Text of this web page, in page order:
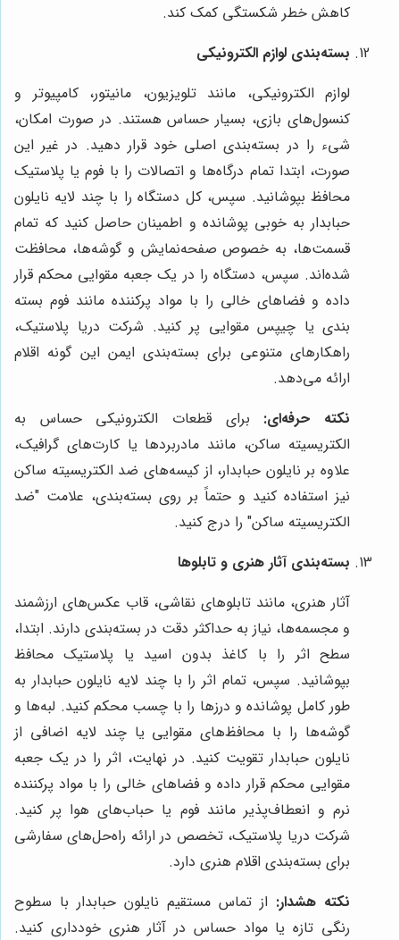
کاهش خطر شکستگی کمک کند.
بسته‌بندی لوازم الکترونیکی
لوازم الکترونیکی، مانند تلویزیون، مانیتور، کامپیوتر و
کنسول‌های بازی، بسیار حساس هستند. در صورت امکان،
شیء را در بسته‌بندی اصلی خود قرار دهید. در غیر این
صورت، ابتدا تمام درگاه‌ها و اتصالات را با فوم یا پلاستیک
محافظ بپوشانید. سپس، کل دستگاه را با چند لایه نایلون
حبابدار به خوبی پوشانده و اطمینان حاصل کنید که تمام
قسمت‌ها، به خصوص صفحه‌نمایش و گوشه‌ها، محافظت
شده‌اند. سپس، دستگاه را در یک جعبه مقوایی محکم قرار
داده و فضاهای خالی را با مواد پرکننده مانند فوم بسته
بندی یا چیپس مقوایی پر کنید. شرکت دریا پلاستیک،
راهکارهای متنوعی برای بسته‌بندی ایمن این گونه اقلام
ارائه می‌دهد.
نکته حرفه‌ای: برای قطعات الکترونیکی حساس به
الکتریسیته ساکن، مانند مادربردها یا کارت‌های گرافیک،
علاوه بر نایلون حبابدار، از کیسه‌های ضد الکتریسیته ساکن
نیز استفاده کنید و حتماً بر روی بسته‌بندی، علامت "ضد
الکتریسیته ساکن" را درج کنید.
بسته‌بندی آثار هنری و تابلوها
آثار هنری، مانند تابلوهای نقاشی، قاب عکس‌های ارزشمند
و مجسمه‌ها، نیاز به حداکثر دقت در بسته‌بندی دارند. ابتدا،
سطح اثر را با کاغذ بدون اسید یا پلاستیک محافظ
بپوشانید. سپس، تمام اثر را با چند لایه نایلون حبابدار به
طور کامل پوشانده و درزها را با چسب محکم کنید. لبه‌ها و
گوشه‌ها را با محافظ‌های مقوایی یا چند لایه اضافی از
نایلون حبابدار تقویت کنید. در نهایت، اثر را در یک جعبه
مقوایی محکم قرار داده و فضاهای خالی را با مواد پرکننده
نرم و انعطاف‌پذیر مانند فوم یا حباب‌های هوا پر کنید.
شرکت دریا پلاستیک، تخصص در ارائه راه‌حل‌های سفارشی
برای بسته‌بندی اقلام هنری دارد.
نکته هشدار: از تماس مستقیم نایلون حبابدار با سطوح
رنگی تازه یا مواد حساس در آثار هنری خودداری کنید.